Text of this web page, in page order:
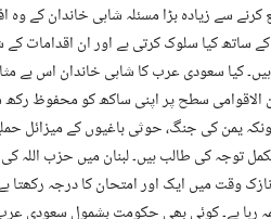
کرنے سے زیادہ بڑا مسئلہ شاہی خاندان کے
ساتھ کیا سلوک کرتی ہے اور ان اقدامات
کیا سعودی عرب کا شاہی خاندان اس بے
بین الاقوامی سطح پر اپنی ساکھ کو
یمن کی جنگ، حوثی باغیوں کے میزائل
توجہ کی طالب ہیں۔ لبنان میں حزب اللہ
وقت میں ایک اور امتحان کا درجہ رکھتا